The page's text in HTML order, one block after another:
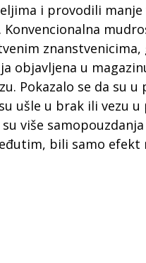
i provodili
Konvencionalna
objavljena u
Pokazalo se da su
ušle u brak ili vezu
više
bili samo efekt